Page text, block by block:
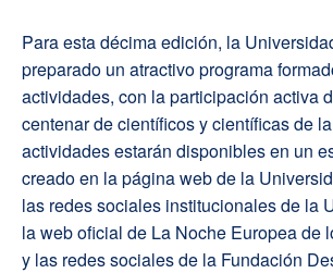
Para esta décima edición, la
preparado un atractivo programa
actividades, con la participación activa
centenar de científicos y científicas de
actividades estarán disponibles en un
creado en la página web de la
las redes sociales institucionales de la
la web oficial de La Noche Europea de
y las redes sociales de la Fundación